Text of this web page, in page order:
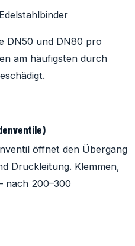
DN50 und DN80 pro
am häufigsten durch
öffnet den Übergang
Druckleitung. Klemmen,
nach 200–300